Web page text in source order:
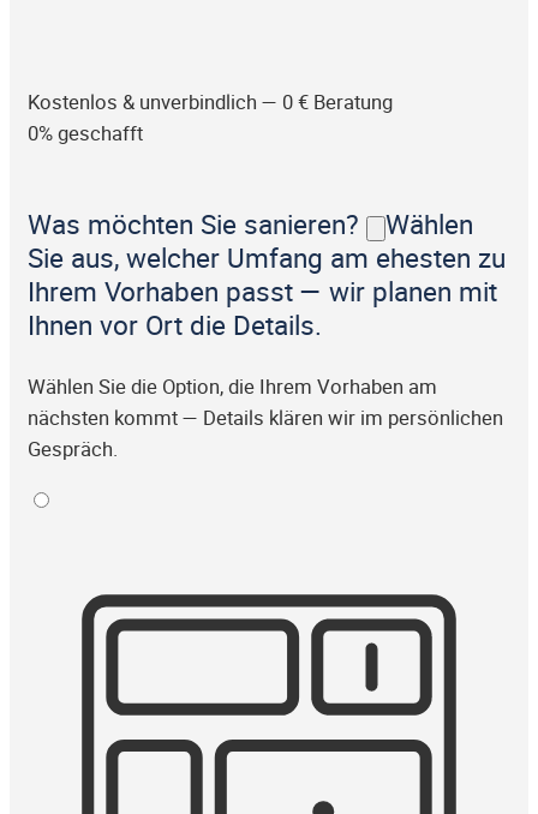
Kostenlos & unverbindlich — 0 € Beratung
0% geschafft
Was möchten Sie sanieren?
Wählen
Sie aus, welcher Umfang am ehesten zu
Ihrem Vorhaben passt — wir planen mit
Ihnen vor Ort die Details.
Wählen Sie die Option, die Ihrem Vorhaben am
nächsten kommt — Details klären wir im persönlichen
Gespräch.